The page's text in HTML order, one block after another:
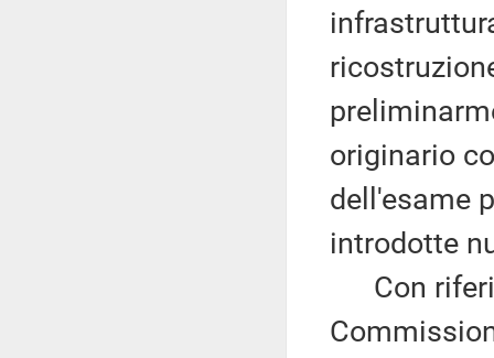
originario
dell'esame
introdotte
Con